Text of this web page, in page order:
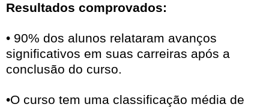
Resultados comprovados:
• 90% dos alunos relataram avanços
significativos em suas carreiras após a
conclusão do curso.
•O curso tem uma classificação média de